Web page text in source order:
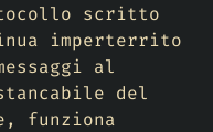
scritto
imperterrito
al
del
funziona